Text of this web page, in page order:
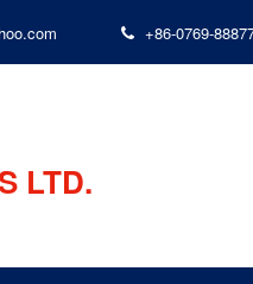
+86-0769-
LTD.